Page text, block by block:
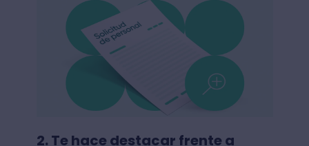
2. Te hace destacar frente a